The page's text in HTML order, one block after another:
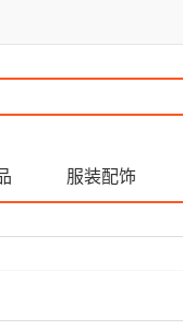
服装配饰